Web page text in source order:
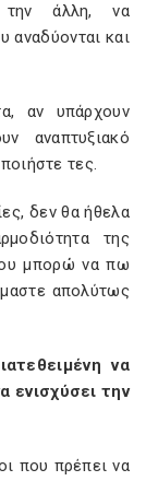
την άλλη, να
αναδύονται και
αν υπάρχουν
αναπτυξιακό
τες.
δεν θα ήθελα
της
μπορώ να πω
απολύτως
να
ενισχύσει την
που πρέπει να